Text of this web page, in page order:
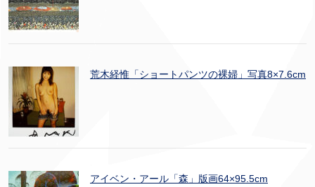
荒木経惟「ショートパンツの裸婦」写真8×7.6cm
アイベン・アール「森」版画64×95.5cm